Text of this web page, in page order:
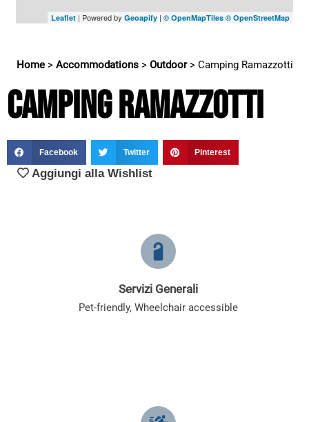
Leaflet | Powered by Geoapify | © OpenMapTiles © OpenStreetMap
Home> Accommodations> Outdoor> Camping Ramazzotti
Camping Ramazzotti
Facebook Twitter Pinterest
Aggiungi alla Wishlist
Servizi Generali
Pet-friendly, Wheelchair accessible